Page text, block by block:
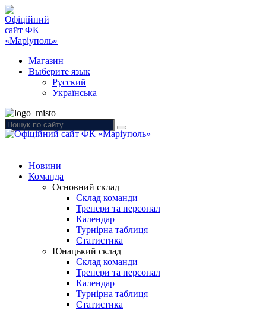
Магазин
Выберите язык
Русский
Українська
Новини
Команда
Основний склад
Склад команди
Тренери та персонал
Календар
Турнірна таблиця
Статистика
Юнацький склад
Склад команди
Тренери та персонал
Календар
Турнірна таблиця
Статистика